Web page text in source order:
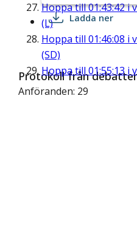
Hoppa till01:43:42i
(L)
Hoppa till 01:46:08 i
(SD)
Hoppa till 01:55:13 i
Ladda ner
Protokoll från
Anföranden: 29